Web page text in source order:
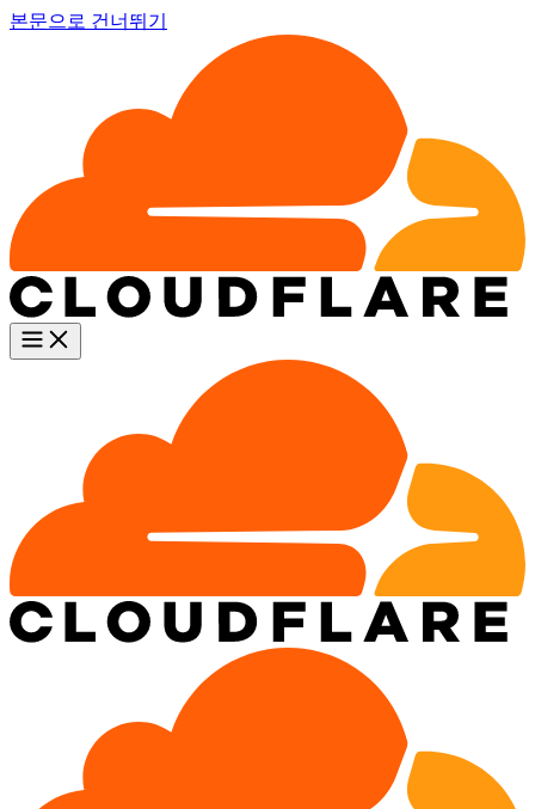
본문으로 건너뛰기